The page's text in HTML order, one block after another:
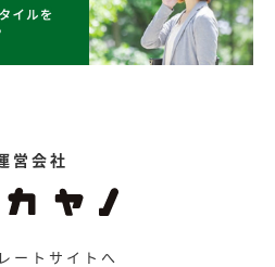
営会社
ートサイトへ